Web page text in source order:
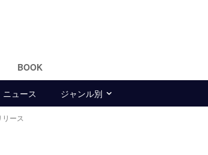
BOOK
ニュース ジャンル別
ース